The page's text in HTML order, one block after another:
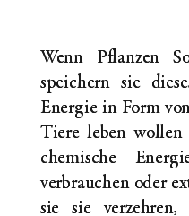
Wenn Pflanzen
speichern sie
Energie in Form
Tiere leben wollen
chemische
verbrauchen oder
sie sie